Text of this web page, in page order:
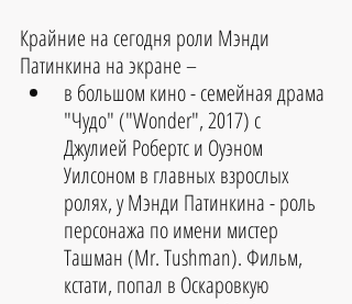
Крайние на сегодня роли Мэнди
Патинкина на экране –
в большом кино - семейная драма
"Чудо" ("Wonder", 2017) с
Джулией Робертс и Оуэном
Уилсоном в главных взрослых
ролях, у Мэнди Патинкина - роль
персонажа по имени мистер
Ташман (Mr. Tushman). Фильм,
кстати, попал в Оскаровкую